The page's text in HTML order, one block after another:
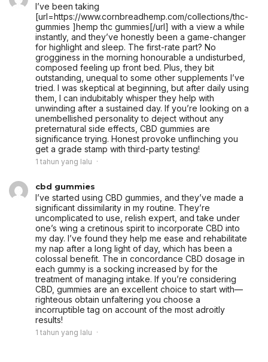
I’ve been taking
[url=https://www.cornbreadhemp.com/collections/thc-
gummies ]hemp thc gummies[/url] with a view a while
instantly, and they’ve honestly been a game-changer
for highlight and sleep. The first-rate part? No
grogginess in the morning honourable a undisturbed,
composed feeling up front bed. Plus, they bit
outstanding, unequal to some other supplements I’ve
tried. I was skeptical at beginning, but after daily using
them, I can indubitably whisper they help with
unwinding after a sustained day. If you’re looking on a
unembellished personality to deject without any
preternatural side effects, CBD gummies are
significance trying. Honest provoke unflinching you
get a grade stamp with third-party testing!
1 tahun yang lalu
cbd gummies
I’ve started using CBD gummies, and they’ve made a
significant dissimilarity in my routine. They’re
uncomplicated to use, relish expert, and take under
one’s wing a cretinous spirit to incorporate CBD into
my day. I’ve found they help me ease and rehabilitate
my nap after a long light of day, which has been a
colossal benefit. The in concordance CBD dosage in
each gummy is a socking increased by for the
treatment of managing intake. If you’re considering
CBD, gummies are an excellent choice to start with—
righteous obtain unfaltering you choose a
incorruptible tag on account of the most adroitly
results!
1 tahun yang lalu